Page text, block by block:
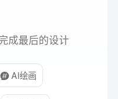
成最后的设计
AI绘画